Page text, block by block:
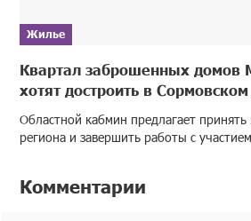
Жилье
Квартал заброшенных домов
хотят достроить в
Областной кабмин предлагает принять
региона и завершить работы с
Комментарии